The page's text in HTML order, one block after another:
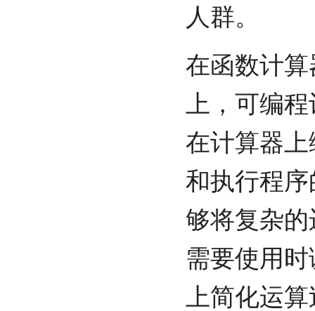
人群。
在函数计
上，可编
在计算器
和执行程
够将复杂
需要使用
上简化运